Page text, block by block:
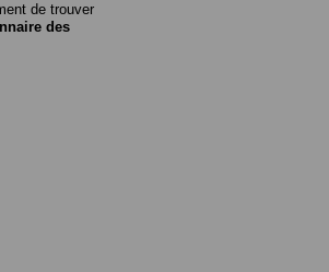
de trouver
des